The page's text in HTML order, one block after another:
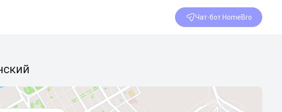
Чат-бот HomeBro